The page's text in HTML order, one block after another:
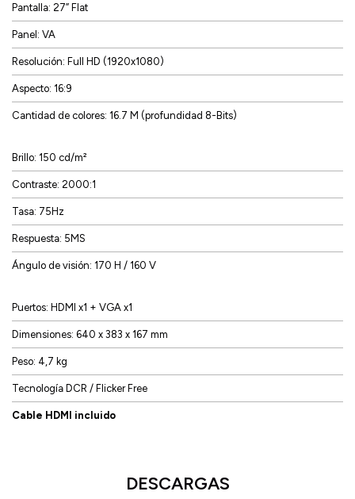
Pantalla: 27” Flat
Panel: VA
Resolución: Full HD (1920x1080)
Aspecto: 16:9
Cantidad de colores: 16.7 M (profundidad 8-Bits)
Brillo: 150 cd/m²
Contraste: 2000:1
Tasa: 75Hz
Respuesta: 5MS
Ángulo de visión: 170 H / 160 V
Puertos: HDMI x1 + VGA x1
Dimensiones: 640 x 383 x 167 mm
Peso: 4,7 kg
Tecnología DCR / Flicker Free
Cable HDMI incluido
DESCARGAS